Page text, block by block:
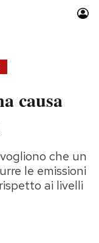
Idee
causa
che un
le emissioni
ai livelli